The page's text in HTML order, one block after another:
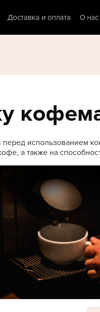
Доставка и оплата О нас
использованием
а также на